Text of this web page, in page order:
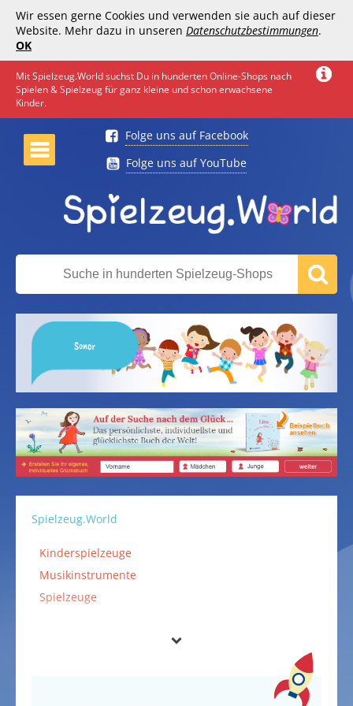
Wir essen gerne Cookies und verwenden sie auch auf dieser
Website. Mehr dazu in unseren Datenschutzbestimmungen.
OK
Mit Spielzeug.World suchst Du in hunderten Online-Shops nach
Spielen & Spielzeug für ganz kleine und schon erwachsene
Kinder.
Folge uns auf Facebook
Folge uns auf YouTube
Sonor
Spielzeug.World
Kinderspielzeuge
Musikinstrumente
Spielzeuge